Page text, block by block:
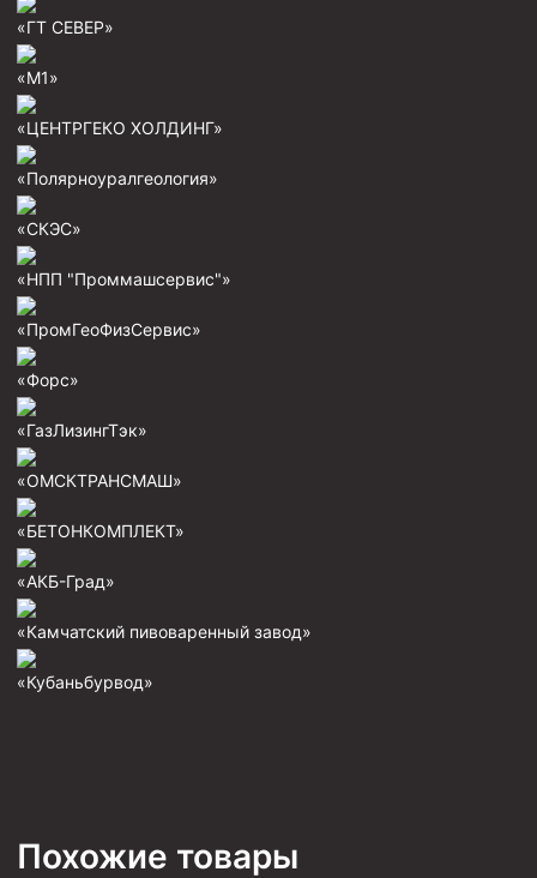
«ГТ СЕВЕР»
«М1»
«ЦЕНТРГЕКО ХОЛДИНГ»
«Полярноуралгеология»
«СКЭС»
«НПП "Проммашсервис"»
«ПромГеоФизСервис»
«Форс»
«ГазЛизингТэк»
«ОМСКТРАНСМАШ»
«БЕТОНКОМПЛЕКТ»
«АКБ-Град»
«Камчатский пивоваренный завод»
«Кубаньбурвод»
Похожие товары